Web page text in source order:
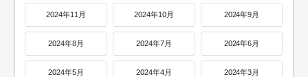
2024年11月 2024年10月 2024年9月
2024年8月 2024年7月 2024年6月
2024年5月 2024年4月 2024年3月